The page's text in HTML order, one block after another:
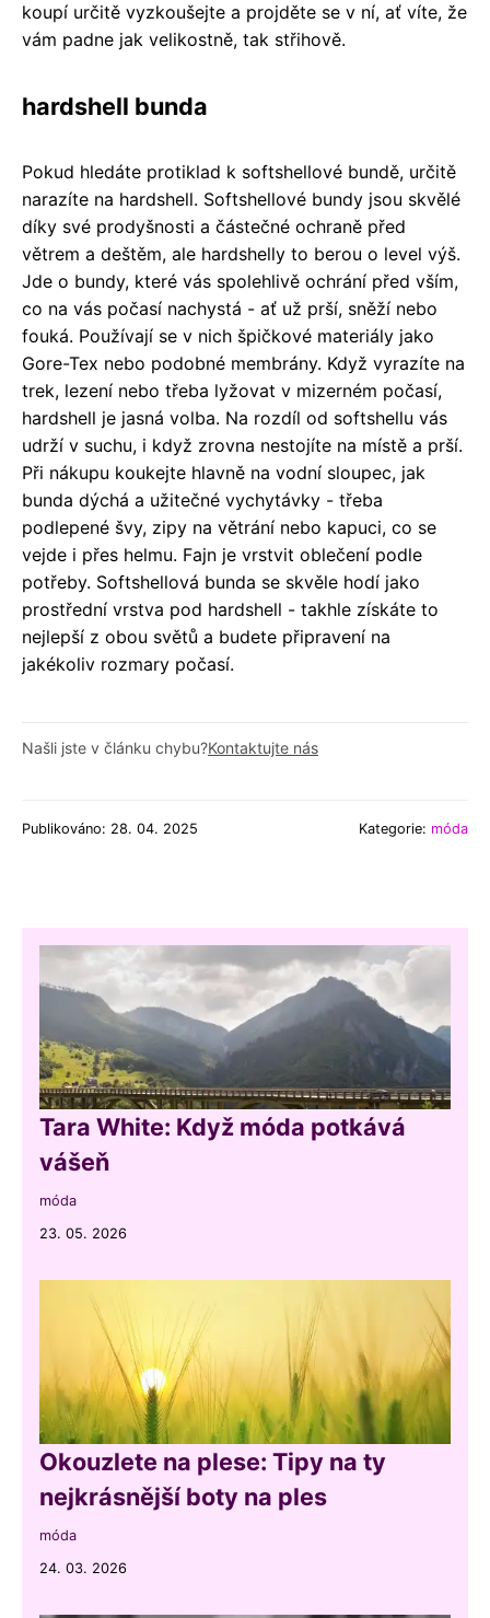
koupí určitě vyzkoušejte a projděte se v ní, ať víte, že
vám padne jak velikostně, tak střihově.
hardshell bunda
Pokud hledáte protiklad k softshellové bundě, určitě
narazíte na hardshell. Softshellové bundy jsou skvělé
díky své prodyšnosti a částečné ochraně před
větrem a deštěm, ale hardshelly to berou o level výš.
Jde o bundy, které vás spolehlivě ochrání před vším,
co na vás počasí nachystá - ať už prší, sněží nebo
fouká. Používají se v nich špičkové materiály jako
Gore-Tex nebo podobné membrány. Když vyrazíte na
trek, lezení nebo třeba lyžovat v mizerném počasí,
hardshell je jasná volba. Na rozdíl od softshellu vás
udrží v suchu, i když zrovna nestojíte na místě a prší.
Při nákupu koukejte hlavně na vodní sloupec, jak
bunda dýchá a užitečné vychytávky - třeba
podlepené švy, zipy na větrání nebo kapuci, co se
vejde i přes helmu. Fajn je vrstvit oblečení podle
potřeby. Softshellová bunda se skvěle hodí jako
prostřední vrstva pod hardshell - takhle získáte to
nejlepší z obou světů a budete připravení na
jakékoliv rozmary počasí.
Našli jste v článku chybu?Kontaktujte nás
Publikováno: 28. 04. 2025 Kategorie: móda
Tara White: Když móda potkává
vášeň
móda
23. 05. 2026
Okouzlete na plese: Tipy na ty
nejkrásnější boty na ples
móda
24. 03. 2026